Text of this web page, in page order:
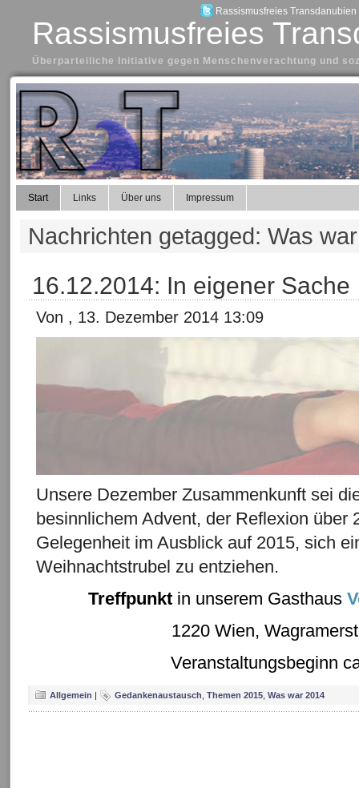
Rassismusfreies Transdanubien
Rassismusfreies
Überparteiliche Initiative gegen Menschenverachtung und
Start Links Über uns Impressum
Nachrichten getagged: Was
16.12.2014: In eigener Sache
Von , 13. Dezember 2014 13:09
Unsere Dezember Zusammenkunft sei
besinnlichem Advent, der Reflexion über
Gelegenheit im Ausblick auf 2015, sich
Weihnachtstrubel zu entziehen.
Treffpunkt in unserem Gasthaus
1220 Wien,
Veranstaltungsbeginn
Allgemein | Gedankenaustausch Themen 2015 Was war 2014